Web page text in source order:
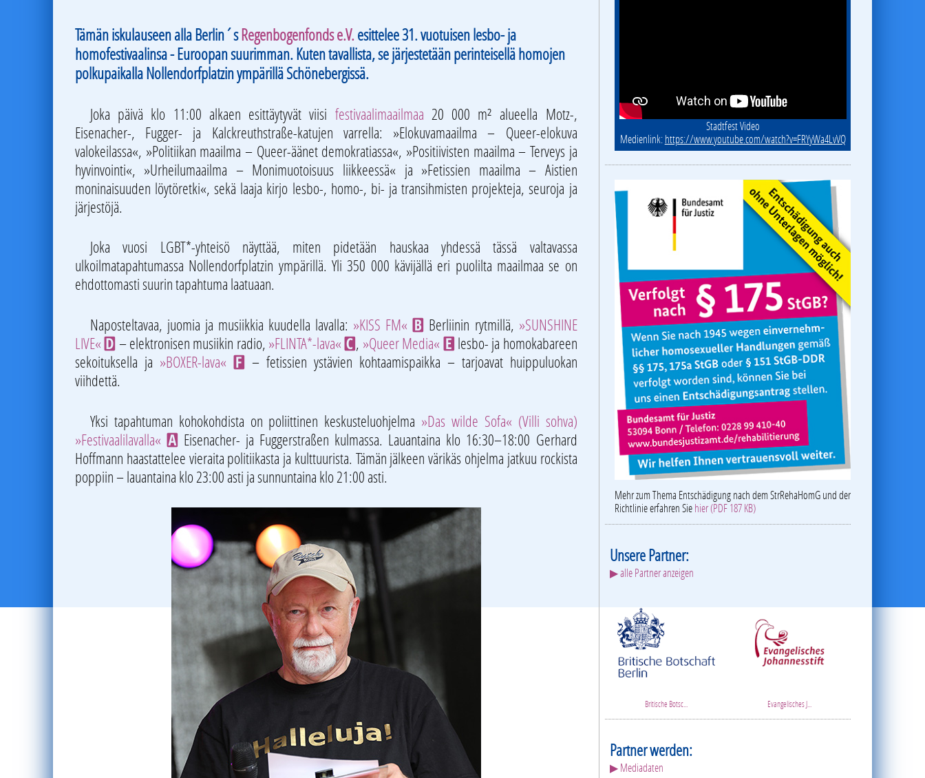
Tämän iskulauseen alla Berlin´sRegenbogenfonds e.V.esittelee 31. vuotuisen lesbo- ja
homofestivaalinsa - Euroopan suurimman. Kuten tavallista, se järjestetään perinteisellä homojen
polkupaikalla Nollendorfplatzin ympärillä Schönebergissä.
Joka päivä klo 11:00 alkaen esittäytyvät viisi festivaalimaailmaa 20 000 m² alueella Motz-,
Eisenacher-, Fugger- ja Kalckreuthstraße-katujen varrella: »Elokuvamaailma – Queer-elokuva
valokeilassa«, »Politiikan maailma – Queer-äänet demokratiassa«, »Positiivisten maailma – Terveys ja
hyvinvointi«, »Urheilumaailma – Monimuotoisuus liikkeessä« ja »Fetissien maailma – Aistien
moninaisuuden löytöretki«, sekä laaja kirjo lesbo-, homo-, bi- ja transihmisten projekteja, seuroja ja
järjestöjä.
Joka vuosi LGBT*-yhteisö näyttää, miten pidetään hauskaa yhdessä tässä valtavassa
ulkoilmatapahtumassa Nollendorfplatzin ympärillä. Yli 350 000 kävijällä eri puolilta maailmaa se on
ehdottomasti suurin tapahtuma laatuaan.
Naposteltavaa, juomia ja musiikkia kuudella lavalla: »KISS FM«B Berliinin rytmillä, »SUNSHINE
LIVE«D – elektronisen musiikin radio, »FLINTA*-lava«C, »Queer Media« Elesbo- ja homokabareen
sekoituksella ja »BOXER-lava« F– fetissien ystävien kohtaamispaikka – tarjoavat huippuluokan
viihdettä.
Yksi tapahtuman kohokohdista on poliittinen keskusteluohjelma »Das wilde Sofa« (Villi sohva)
»Festivaalilavalla«A Eisenacher- ja Fuggerstraßen kulmassa. Lauantaina klo 16:30–18:00 Gerhard
Hoffmann haastattelee vieraita politiikasta ja kulttuurista. Tämän jälkeen värikäs ohjelma jatkuu rockista
poppiin – lauantaina klo 23:00 asti ja sunnuntaina klo 21:00 asti.
Stadtfest Video
Medienlink: https://www.youtube.com/watch?v=FRYyWa4LvVQ
Mehr zum Thema Entschädigung nach dem StrRehaHomG und der
Richtlinie erfahren Sie hier (PDF 187 KB)
Unsere Partner:
▶ alle Partner anzeigen
Britische Botsc... Evangelisches J...
Partner werden:
▶ Mediadaten